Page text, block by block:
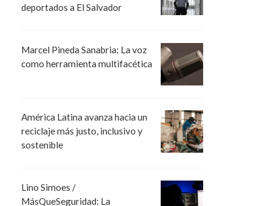
deportados a El Salvador
Marcel Pineda Sanabria: La voz
como herramienta multifacética
América Latina avanza hacia un
reciclaje más justo, inclusivo y
sostenible
Lino Simoes /
MásQueSeguridad: La